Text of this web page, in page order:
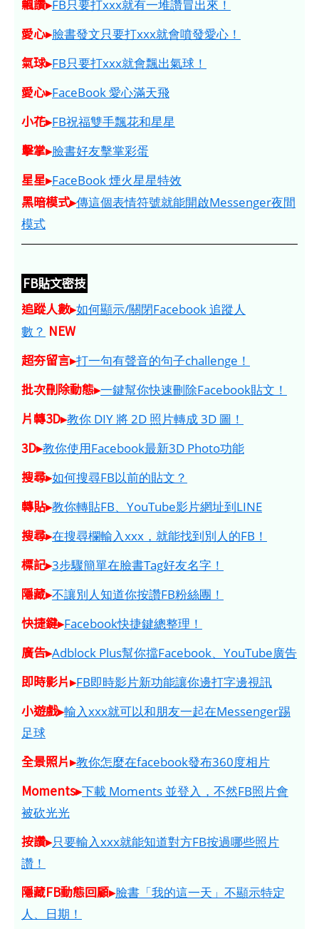
飄讚▸FB只要打xxx就有一堆讚冒出來！
愛心▸臉書發文只要打xxx就會噴發愛心！
氣球▸FB只要打xxx就會飄出氣球！
愛心▸FaceBook 愛心滿天飛
小花▸FB祝福雙手飄花和星星
擊掌▸臉書好友擊掌彩蛋
星星▸FaceBook 煙火星星特效
黑暗模式▸傳這個表情符號就能開啟Messenger夜間
模式
FB貼文密技
追蹤人數▸如何顯示/關閉Facebook 追蹤人
數？ NEW
超夯留言▸打一句有聲音的句子challenge！
批次刪除動態▸一鍵幫你快速刪除Facebook貼文！
片轉3D▸教你 DIY 將 2D 照片轉成 3D 圖！
3D▸教你使用Facebook最新3D Photo功能
搜尋▸如何搜尋FB以前的貼文？
轉貼▸教你轉貼FB、YouTube影片網址到LINE
搜尋▸在搜尋欄輸入xxx，就能找到別人的FB！
標記▸3步驟簡單在臉書Tag好友名字！
隱藏▸不讓別人知道你按讚FB粉絲團！
快捷鍵▸Facebook快捷鍵總整理！
廣告▸Adblock Plus幫你擋Facebook、YouTube廣告
即時影片▸FB即時影片新功能讓你邊打字邊視訊
小遊戲▸輸入xxx就可以和朋友一起在Messenger踢
足球
全景照片▸教你怎麼在facebook發布360度相片
Moments▸下載 Moments 並登入，不然FB照片會
被砍光光
按讚▸只要輸入xxx就能知道對方FB按過哪些照片
讚！
隱藏FB動態回顧▸臉書「我的這一天」不顯示特定
人、日期！